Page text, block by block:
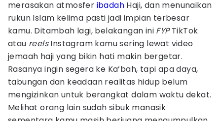
merasakan atmosfer ibadah Haji, dan menunaikan
rukun Islam kelima pasti jadi impian terbesar
kamu. Ditambah lagi, belakangan ini FYPTikTok
atau reelsInstagram kamu sering lewat video
jemaah haji yang bikin hati makin bergetar.
Rasanya ingin segera ke Ka’bah, tapi apa daya,
tabungan dan keadaan realitas hidup belum
mengizinkan untuk berangkat dalam waktu dekat.
Melihat orang lain sudah sibuk manasik